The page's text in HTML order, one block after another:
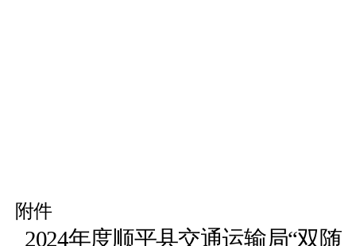
附件
2024年度顺平县交通运输局“双随